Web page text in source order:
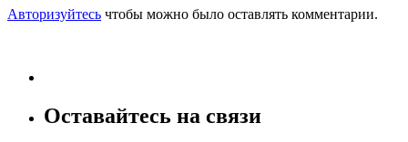
Авторизуйтесь чтобы можно было оставлять комментарии.
Оставайтесь на связи